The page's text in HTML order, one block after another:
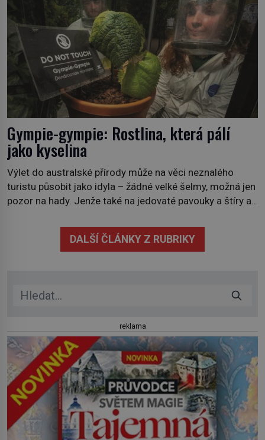
krajinou a desetiletími lidských zásahů se z nich stává
nový evropský normál […]
Gympie-gympie: Rostlina, která pálí
jako kyselina
Výlet do australské přírody může na věci neznalého
turistu působit jako idyla – žádné velké šelmy, možná jen
pozor na hady. Jenže také na jedovaté pavouky a štíry a
Stačí letmý dotyk a ozve se pronikavá bolest, která
přetrvává i týdny. Nenápadný tento […]
DALŠÍ ČLÁNKY Z RUBRIKY
reklama